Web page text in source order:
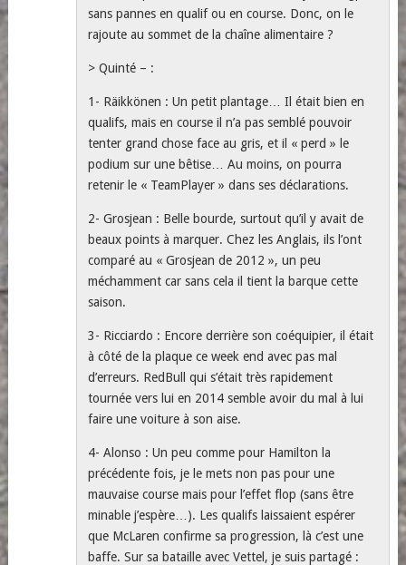
sans pannes en qualif ou en course. Donc, on le
rajoute au sommet de la chaîne alimentaire ?
> Quinté – :
1- Räikkönen : Un petit plantage… Il était bien en
qualifs, mais en course il n’a pas semblé pouvoir
tenter grand chose face au gris, et il « perd » le
podium sur une bêtise… Au moins, on pourra
retenir le « TeamPlayer » dans ses déclarations.
2- Grosjean : Belle bourde, surtout qu’il y avait de
beaux points à marquer. Chez les Anglais, ils l’ont
comparé au « Grosjean de 2012 », un peu
méchamment car sans cela il tient la barque cette
saison.
3- Ricciardo : Encore derrière son coéquipier, il était
à côté de la plaque ce week end avec pas mal
d’erreurs. RedBull qui s’était très rapidement
tournée vers lui en 2014 semble avoir du mal à lui
faire une voiture à son aise.
4- Alonso : Un peu comme pour Hamilton la
précédente fois, je le mets non pas pour une
mauvaise course mais pour l’effet flop (sans être
minable j’espère…). Les qualifs laissaient espérer
que McLaren confirme sa progression, là c’est une
baffe. Sur sa bataille avec Vettel, je suis partagé :